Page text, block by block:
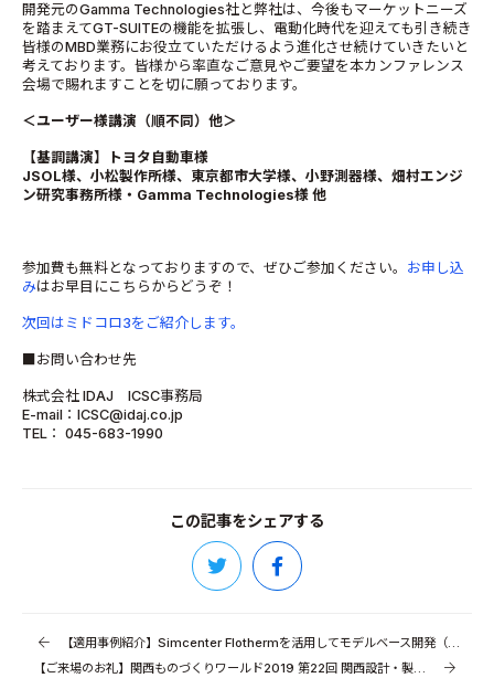
開発元のGamma Technologies社と弊社は、今後もマーケットニーズ
を踏まえてGT-SUITEの機能を拡張し、電動化時代を迎えても引き続き
皆様のMBD業務にお役立ていただけるよう進化させ続けていきたいと
考えております。皆様から率直なご意見やご要望を本カンファレンス
会場で賜れますことを切に願っております。
＜ユーザー様講演（順不同）他＞
【基調講演】トヨタ自動車様
JSOL様、小松製作所様、東京都市大学様、小野測器様、畑村エンジ
ン研究事務所様・Gamma Technologies様 他
参加費も無料となっておりますので、ぜひご参加ください。 お申し込
みはお早目にこちらからどうぞ！
次回はミドコロ3をご紹介します。
■お問い合わせ先
株式会社 IDAJ ICSC事務局
E-mail：ICSC@idaj.co.jp
TEL： 045-683-1990
この記事をシェアする
【適用事例紹介】Simcenter Flothermを活用してモデルベース開発（MBD）による熱設計のフロントローディングを実現（デンソー様）
【ご来場のお礼】関西ものづくりワールド2019 第22回 関西設計・製造ソリューション展（DMS KANSAI）